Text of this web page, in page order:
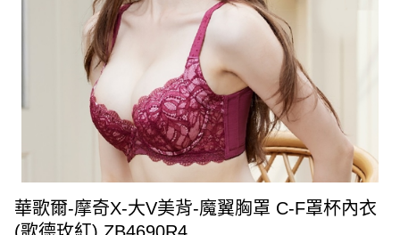
華歌爾-摩奇X-大V美背-魔翼胸罩 C-F罩杯內衣